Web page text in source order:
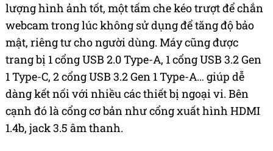
lượng hình ảnh tốt, một tấm che kéo trượt để chắn
webcam trong lúc không sử dụng để tăng độ bảo
mật, riêng tư cho người dùng. Máy cũng được
trang bị 1 cổng USB 2.0 Type-A, 1 cổng USB 3.2 Gen
1 Type-C, 2 cổng USB 3.2 Gen 1 Type-A… giúp dễ
dàng kết nối với nhiều các thiết bị ngoại vi. Bên
cạnh đó là cổng cơ bản như cổng xuất hình HDMI
1.4b, jack 3.5 âm thanh.